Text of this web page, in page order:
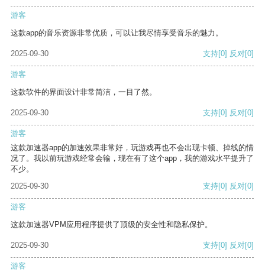
游客
这款app的音乐资源非常优质，可以让我尽情享受音乐的魅力。
2025-09-30 支持[0] 反对[0]
游客
这款软件的界面设计非常简洁，一目了然。
2025-09-30 支持[0] 反对[0]
游客
这款加速器app的加速效果非常好，玩游戏再也不会出现卡顿、掉线的情
况了。我以前玩游戏经常会输，现在有了这个app，我的游戏水平提升了
不少。
2025-09-30
支持[0] 反对[0]
游客
这款加速器VPM应用程序提供了顶级的安全性和隐私保护。
2025-09-30 支持[0] 反对[0]
游客